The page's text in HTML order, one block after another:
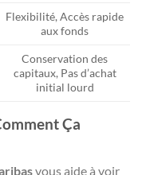
Flexibilité, Accès rapide
aux fonds
Conservation des
capitaux, Pas d’achat
initial lourd
Ça
vous aide à voir